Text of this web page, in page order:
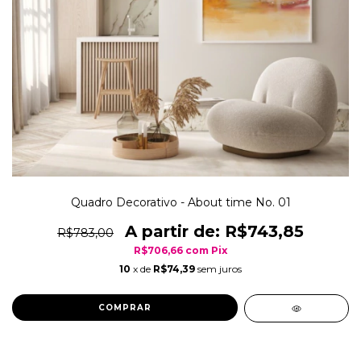
Quadro Decorativo - About time No. 01
R$783,00 R$743,85
R$706,66 com Pix
10 x de R$74,39 sem juros
COMPRAR